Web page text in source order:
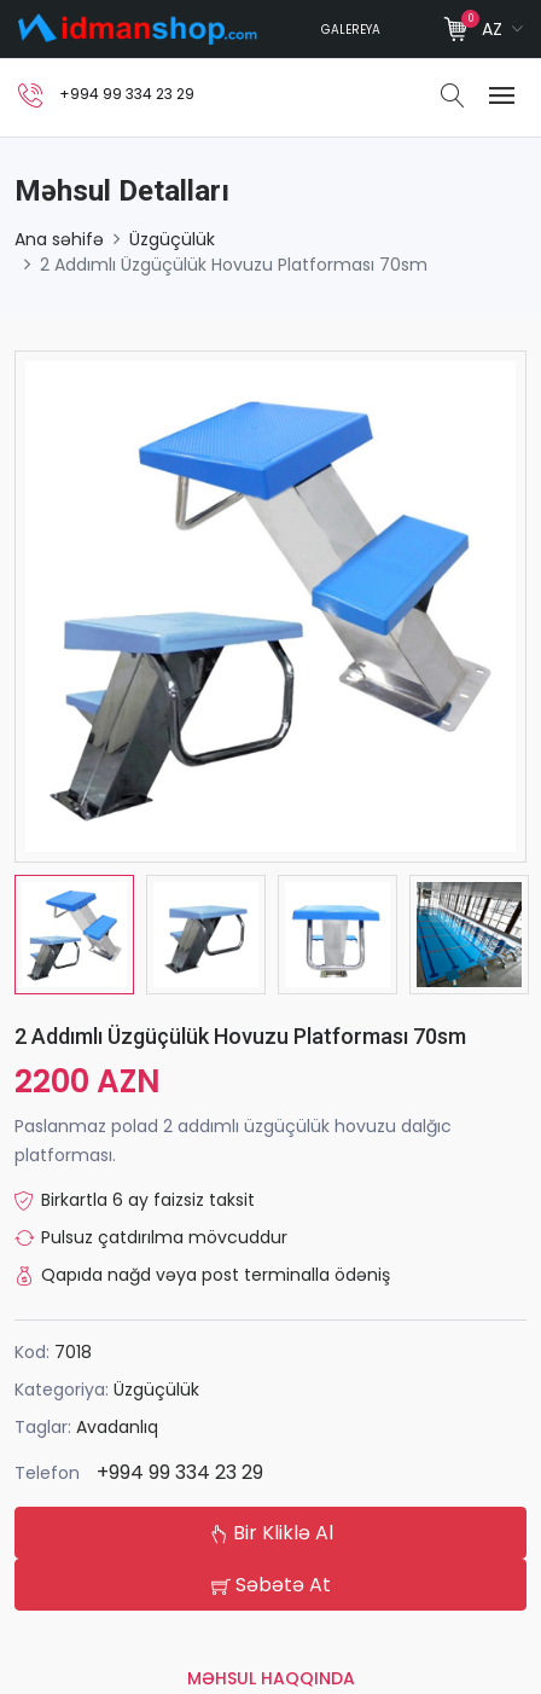
GALEREYA
0 AZ
+994 99 334 23 29
Məhsul Detalları
Ana səhifə
Üzgüçülük
2 Addımlı Üzgüçülük Hovuzu Platforması 70sm
2 Addımlı Üzgüçülük Hovuzu Platforması 70sm
2200 AZN
Paslanmaz polad 2 addımlı üzgüçülük hovuzu dalğıc
platforması.
Birkartla 6 ay faizsiz taksit
Pulsuz çatdırılma mövcuddur
Qapıda nağd vəya post terminalla ödəniş
Kod: 7018
Kategoriya: Üzgüçülük
Taglar: Avadanlıq
Telefon
+994 99 334 23 29
Bir Kliklə Al
Səbətə At
MƏHSUL HAQQINDA